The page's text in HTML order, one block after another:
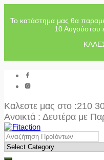
Το κατάστημα μας θα
10 Αυγούστου
Καλεστε μας στο :210
Ανοικτά : Δευτέρα με